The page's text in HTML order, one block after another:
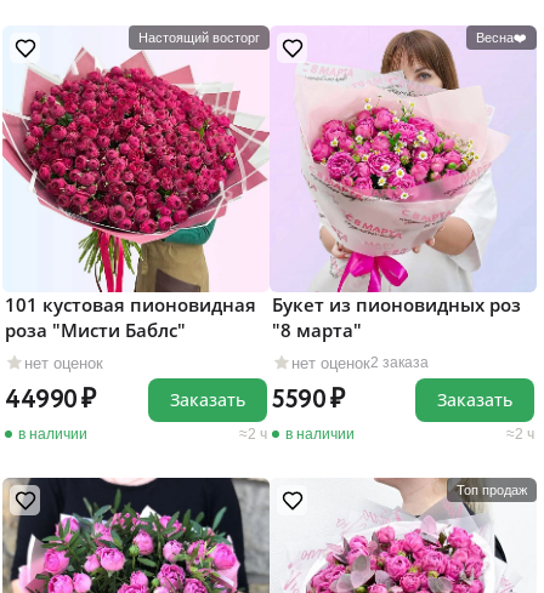
Настоящий восторг
нет оценок
101 кустовая пионовидная
роза "Мисти Баблс"
44990
в наличии 2 ч
Заказать
Весна❤️
нет оценок2 заказа
Букет из пионовидных роз
"8 марта"
5590
в наличии 2 ч
Заказать
Топ продаж